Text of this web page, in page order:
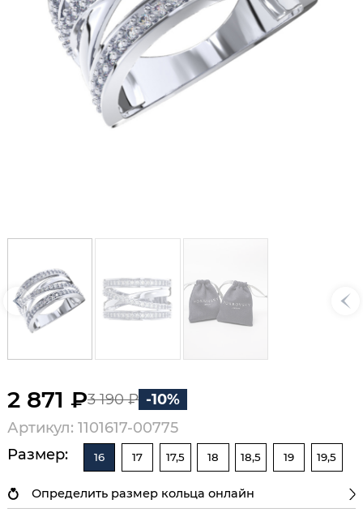
2 871 ₽3 190 ₽ -10%
Артикул: 1101617-00775
Размер:
16 17 17,5 18 18,5 19 19,5
Определить размер кольца онлайн